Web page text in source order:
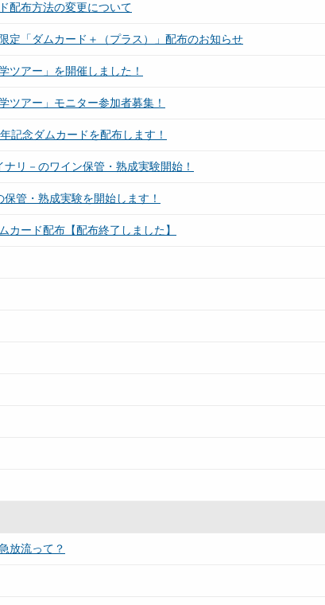
配布方法の変更について
定「ダムカード＋（プラス）」配布のお知らせ
ツアー」を開催しました！
ツアー」モニター参加者募集！
記念ダムカードを配布します！
リ－のワイン保管・熟成実験開始！
管・熟成実験を開始します！
カード配布【配布終了しました】
流って？